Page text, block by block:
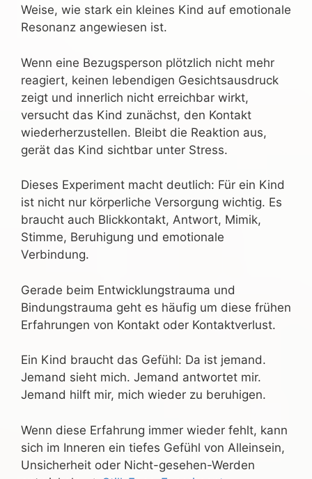
Weise, wie stark ein kleines Kind auf emotionale
Resonanz angewiesen ist.
Wenn eine Bezugsperson plötzlich nicht mehr
reagiert, keinen lebendigen Gesichtsausdruck
zeigt und innerlich nicht erreichbar wirkt,
versucht das Kind zunächst, den Kontakt
wiederherzustellen. Bleibt die Reaktion aus,
gerät das Kind sichtbar unter Stress.
Dieses Experiment macht deutlich: Für ein Kind
ist nicht nur körperliche Versorgung wichtig. Es
braucht auch Blickkontakt, Antwort, Mimik,
Stimme, Beruhigung und emotionale
Verbindung.
Gerade beim Entwicklungstrauma und
Bindungstrauma geht es häufig um diese frühen
Erfahrungen von Kontakt oder Kontaktverlust.
Ein Kind braucht das Gefühl: Da ist jemand.
Jemand sieht mich. Jemand antwortet mir.
Jemand hilft mir, mich wieder zu beruhigen.
Wenn diese Erfahrung immer wieder fehlt, kann
sich im Inneren ein tiefes Gefühl von Alleinsein,
Unsicherheit oder Nicht-gesehen-Werden